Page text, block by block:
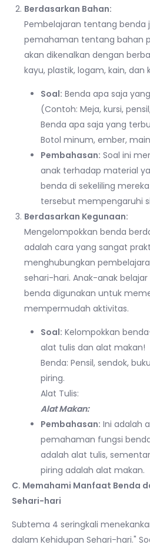
Berdasarkan Bahan:
Pembelajaran tentang benda
pemahaman tentang bahan
akan dikenalkan dengan
kayu, plastik, logam, kain, dan
Soal: Benda apa saja
(Contoh: Meja, kursi,
Benda apa saja yang
Botol minum, ember,
Pembahasan: Soal ini
anak terhadap material
benda di sekeliling
tersebut mempengaruhi
Berdasarkan Kegunaan:
Mengelompokkan benda
adalah cara yang sangat
menghubungkan
sehari-hari. Anak-anak
benda digunakan untuk
mempermudah aktivitas.
Soal: Kelompokkan
alat tulis dan alat makan!
Benda: Pensil, sendok,
piring.
Alat Tulis:
Alat Makan:
Pembahasan: Ini adalah
pemahaman fungsi
adalah alat tulis,
piring adalah alat makan.
C. Memahami Manfaat Benda
Sehari-hari
Subtema 4 seringkali
dalam Kehidupan Sehari-hari."